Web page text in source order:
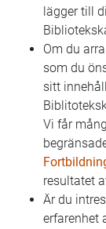
lägger till
Om du
som du
sitt
Vi får
resultatet
Är du
erfarenhet